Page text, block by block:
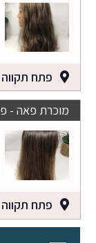
פתח תקווה
מוכרת פאה -
פתח תקווה